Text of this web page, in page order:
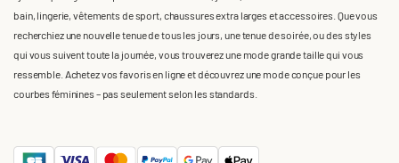
bain, lingerie, vêtements de sport, chaussures extra larges et accessoires. Que vous
recherchiez une nouvelle tenue de tous les jours, une tenue de soirée, ou des styles
qui vous suivent toute la journée, vous trouverez une mode grande taille qui vous
ressemble. Achetez vos favoris en ligne et découvrez une mode conçue pour les
courbes féminines – pas seulement selon les standards.